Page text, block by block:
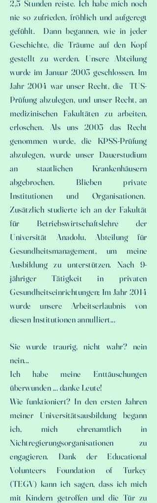
2,5 Stunden reiste. Ich habe mich noch
nie so zufrieden, fröhlich und aufgeregt
gefühlt. Dann begannen, wie in jeder
Geschichte, die Träume auf den Kopf
gestellt zu werden. Unsere Abteilung
wurde im Januar 2003 geschlossen. Im
Jahr 2004 war unser Recht, die TUS-
Prüfung abzulegen, und unser Recht, an
medizinischen Fakultäten zu arbeiten,
erloschen. Als uns 2005 das Recht
genommen wurde, die KPSS-Prüfung
abzulegen, wurde unser Dauerstudium
an staatlichen Krankenhäusern
abgebrochen. Blieben private
Institutionen und Organisationen.
Zusätzlich studierte ich an der Fakultät
für Betriebswirtschaftslehre der
Universität Anadolu, Abteilung für
Gesundheitsmanagement, um meine
Ausbildung zu unterstützen. Nach 9-
jähriger Tätigkeit in privaten
Gesundheitseinrichtungen; Im Jahr 2014
wurde unsere Arbeitserlaubnis von
diesen Institutionen annulliert...
Sie wurde traurig, nicht wahr? nein
nein...
Ich habe meine Enttäuschungen
überwunden ... danke Leute!
Wie funktioniert? In den ersten Jahren
meiner Universitätsausbildung begann
ich, mich ehrenamtlich in
Nichtregierungsorganisationen zu
engagieren. Dank der Educational
Volunteers Foundation of Turkey
(TEGV) kann ich sagen, dass ich mich
mit Kindern getroffen und die Tür zu